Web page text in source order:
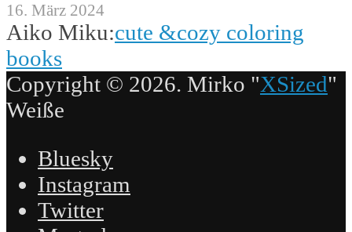
16. März 2024
Aiko Miku:cute &cozy coloring
books
Copyright © 2026. Mirko "XSized"
Weiße
Bluesky
Instagram
Twitter